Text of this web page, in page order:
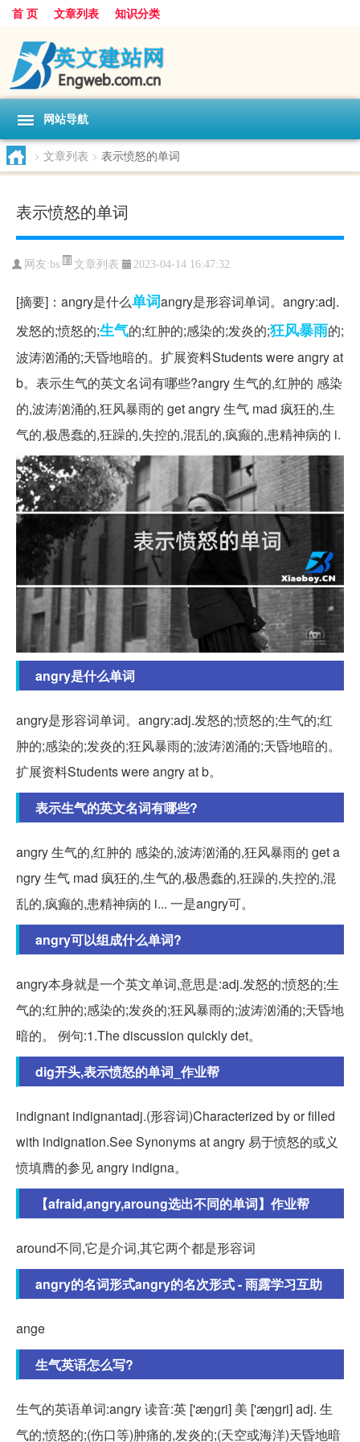
首 页 文章列表 知识分类
网站导航
> 文章列表 > 表示愤怒的单词
表示愤怒的单词
网友:bs 文章列表 2023-04-14 16:47:32
[摘要]：angry是什么单词angry是形容词单词。angry:adj.
发怒的;愤怒的;生气的;红肿的;感染的;发炎的;狂风暴雨的;
波涛汹涌的;天昏地暗的。扩展资料Students were angry at
b。表示生气的英文名词有哪些?angry 生气的,红肿的 感染
的,波涛汹涌的,狂风暴雨的 get angry 生气 mad 疯狂的,生
气的,极愚蠢的,狂躁的,失控的,混乱的,疯癫的,患精神病的 i.
angry是什么单词
angry是形容词单词。angry:adj.发怒的;愤怒的;生气的;红
肿的;感染的;发炎的;狂风暴雨的;波涛汹涌的;天昏地暗的。
扩展资料Students were angry at b。
表示生气的英文名词有哪些?
angry 生气的,红肿的 感染的,波涛汹涌的,狂风暴雨的 get a
ngry 生气 mad 疯狂的,生气的,极愚蠢的,狂躁的,失控的,混
乱的,疯癫的,患精神病的 i... 一是angry可。
angry可以组成什么单词?
angry本身就是一个英文单词,意思是:adj.发怒的;愤怒的;生
气的;红肿的;感染的;发炎的;狂风暴雨的;波涛汹涌的;天昏地
暗的。 例句:1.The discussion quickly det。
dig开头,表示愤怒的单词_作业帮
indignant indignantadj.(形容词)Characterized by or filled
with indignation.See Synonyms at angry 易于愤怒的或义
愤填膺的参见 angry indigna。
【afraid,angry,aroung选出不同的单词】作业帮
around不同,它是介词,其它两个都是形容词
angry的名词形式angry的名次形式 - 雨露学习互助
ange
生气英语怎么写?
生气的英语单词:angry 读音:英 ['æŋɡri] 美 ['æŋɡri] adj. 生
气的;愤怒的;(伤口等)肿痛的,发炎的;(天空或海洋)天昏地暗